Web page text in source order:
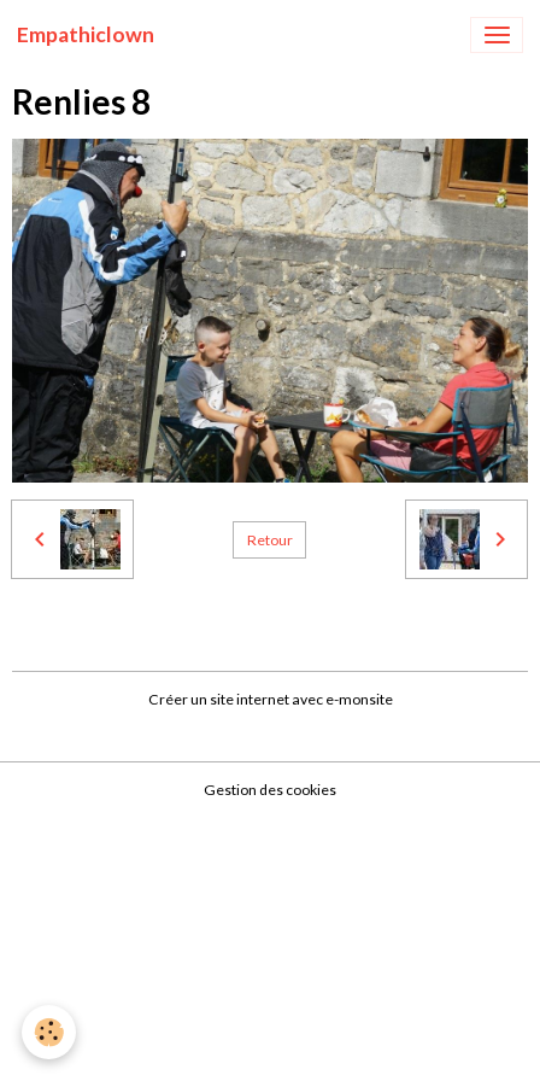
Empathiclown
Renlies 8
Retour
Créer un site internet avec e-monsite
Gestion des cookies